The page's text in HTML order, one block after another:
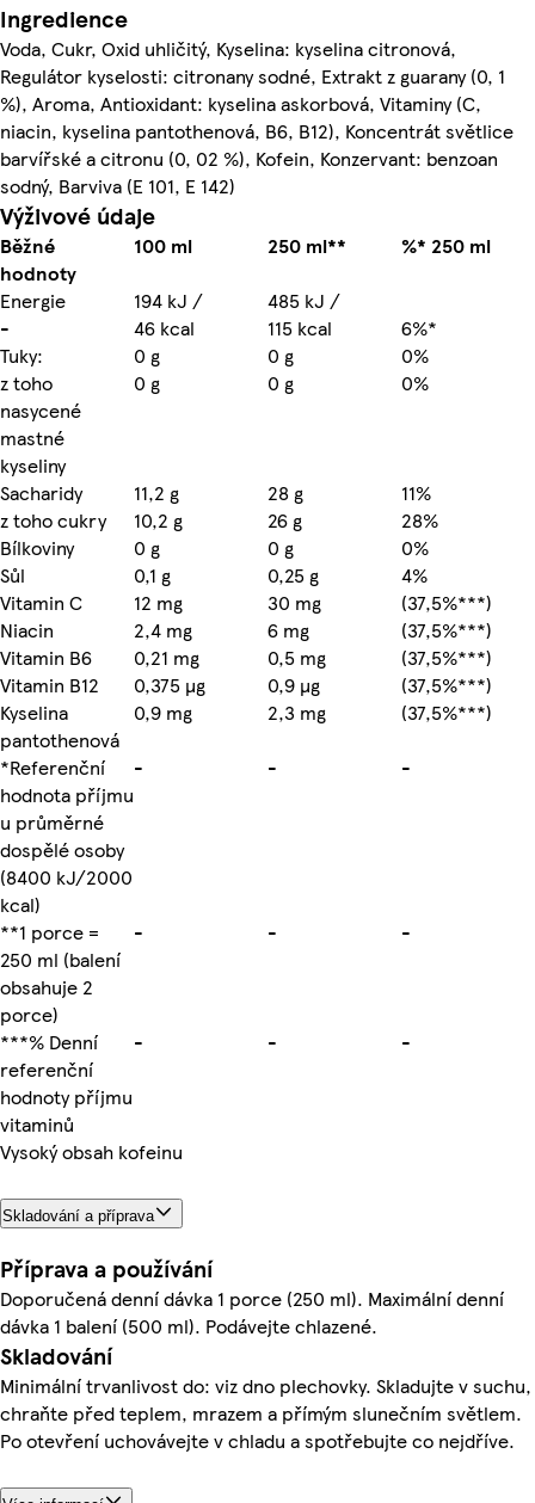
Ingredience
Voda, Cukr, Oxid uhličitý, Kyselina: kyselina citronová,
Regulátor kyselosti: citronany sodné, Extrakt z guarany (0, 1
%), Aroma, Antioxidant: kyselina askorbová, Vitaminy (C,
niacin, kyselina pantothenová, B6, B12), Koncentrát světlice
barvířské a citronu (0, 02 %), Kofein, Konzervant: benzoan
sodný, Barviva (E 101, E 142)
Výživové údaje
Běžné
hodnoty
100 ml 250 ml**
%* 250 ml
Energie
194 kJ /
485 kJ /
-
46 kcal 115 kcal
6%*
Tuky:
0 g 0 g
0%
z toho
nasycené
mastné
kyseliny
0 g 0 g 0%
Sacharidy 11,2 g 28 g
11%
z toho cukry
10,2 g 26 g
28%
Bílkoviny
0 g 0 g
0%
Sůl
0,1 g 0,25 g
4%
Vitamin C
12 mg 30 mg
(37,5%***)
Niacin
2,4 mg 6 mg
(37,5%***)
Vitamin B6
0,21 mg 0,5 mg
(37,5%***)
Vitamin B12
0,375 µg 0,9 µg
(37,5%***)
Kyselina
pantothenová
0,9 mg 2,3 mg
(37,5%***)
*Referenční
hodnota příjmu
u průměrné
dospělé osoby
(8400 kJ/2000
kcal)
- - -
**1 porce =
250 ml (balení
obsahuje 2
porce)
- - -
***% Denní
referenční
hodnoty příjmu
vitaminů
- - -
Vysoký obsah kofeinu
Skladování a příprava
Příprava a používání
Doporučená denní dávka 1 porce (250 ml). Maximální denní
dávka 1 balení (500 ml). Podávejte chlazené.
Skladování
Minimální trvanlivost do: viz dno plechovky. Skladujte v suchu,
chraňte před teplem, mrazem a přímým slunečním světlem.
Po otevření uchovávejte v chladu a spotřebujte co nejdříve.